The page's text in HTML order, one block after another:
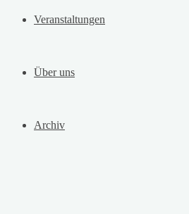
Veranstaltungen
Über uns
Archiv